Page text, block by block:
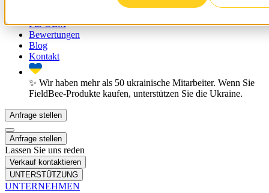
Für OEM
Bewertungen
Blog
Kontakt
✨ Wir haben mehr als 50 ukrainische Mitarbeiter. Wenn Sie
FieldBee-Produkte kaufen, unterstützen Sie die Ukraine.
Anfrage stellen
Anfrage stellen
Lassen Sie uns reden
Verkauf kontaktieren
UNTERSTÜTZUNG
UNTERNEHMEN